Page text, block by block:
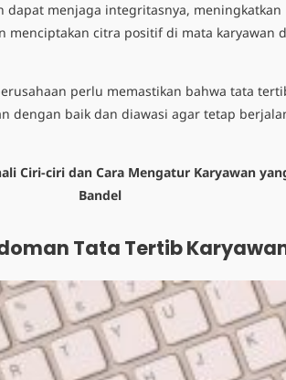
dapat menjaga integritasnya, meningkatkan
menciptakan citra positif di mata karyawan
perlu memastikan bahwa tata
dengan baik dan diawasi agar tetap
Ciri-ciri dan Cara Mengatur Karyawan
Bandel
Tata Tertib